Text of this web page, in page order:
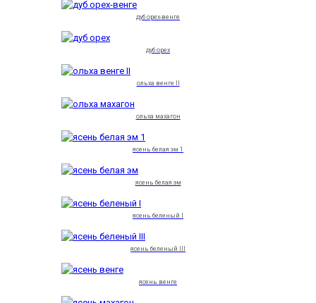
дуб орех-венге
дуб орех
ольха венге II
ольха махагон
ясень белая эм 1
ясень белая эм
ясень беленый I
ясень беленый III
ясень венге